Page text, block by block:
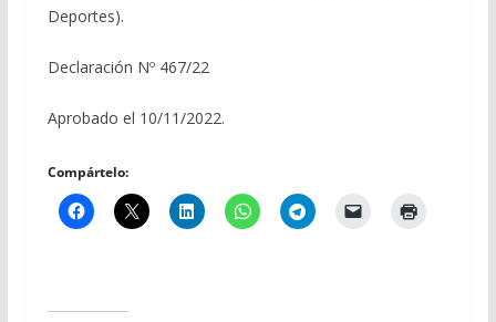
Deportes).
Declaración Nº 467/22
Aprobado el 10/11/2022.
Compártelo: